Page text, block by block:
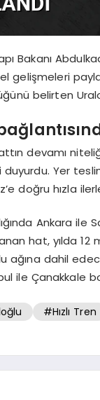
Bakanı
gelişmeleri
belirten
devamı
Yer
doğru hızla
Ankara ile
hat, yılda
ağına dahil
ile Çanakkale
#Hızlı Tren